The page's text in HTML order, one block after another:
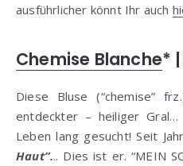
ausführlicher könnt Ihr auch
Chemise Blanche*
Diese Bluse (“chemise”
entdeckter – heiliger
Leben lang gesucht! Seit
Haut”... Dies ist er. “MEIN